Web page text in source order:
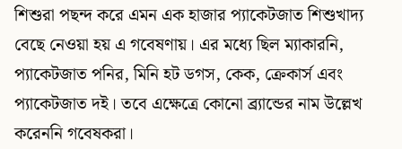
শিশুরা পছন্দ করে এমন এক হাজার প্যাকেটজাত শিশুখাদ্য
বেছে নেওয়া হয় এ গবেষণায়। এর মধ্যে ছিল ম্যাকারনি,
প্যাকেটজাত পনির, মিনি হট ডগস, কেক, ক্রেকার্স এবং
প্যাকেটজাত দই। তবে এক্ষেত্রে কোনো ব্র্যান্ডের নাম উল্লেখ
করেননি গবেষকরা।